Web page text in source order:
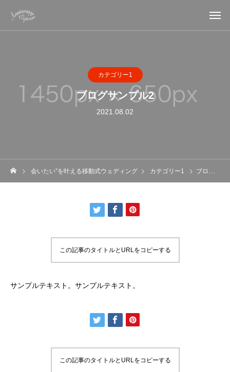
カテゴリー1
ブログサンプル2
2021.08.02
会いたい”を叶える移動式ウェディング カテゴリー1 ブログサンプル2
この記事のタイトルとURLをコピーする
サンプルテキスト。サンプルテキスト。
この記事のタイトルとURLをコピーする